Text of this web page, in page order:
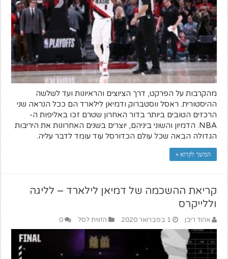
מהקרבות על הפרקט, דרך הציוצים והראיונות ועד לשלשה
ההיסטורית. ראסל ווסטברוק ודמיאן לילארד הם ככל הנראה שני
הרכזים הטובים ביותר בדור האחרון שטרם זכו באליפות ה-
NBA. הדמיון והשוני ביניהם, יוצרים בשנים האחרונות את היריבות
הגדולה הבאה שכל עולם הכדורסל עוד עומד לדבר עליה.
המשך לקרוא »
קריאת ההשכמה של דמיאן לילארד – לליגה
וללייקרס
אהוד ריבן 1 בפברואר 2020 הזווית לסל 0